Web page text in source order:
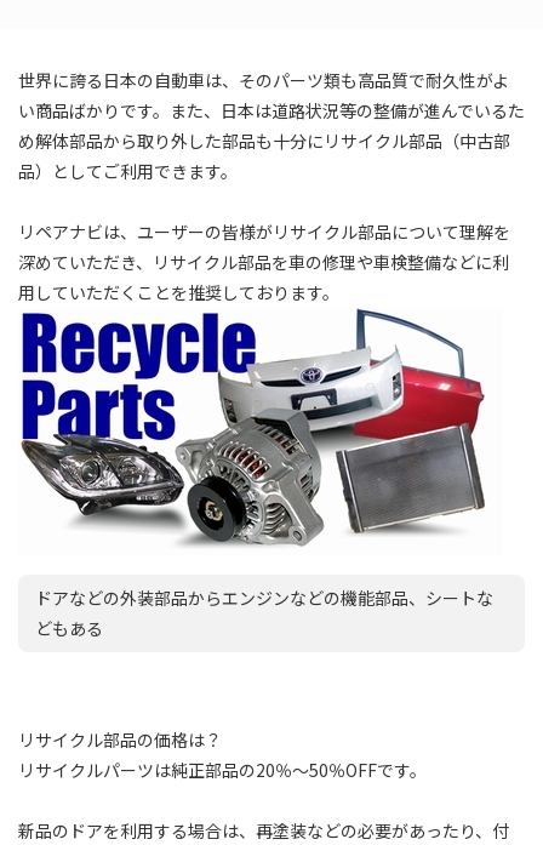
世界に誇る日本の自動車は、そのパーツ類も高品質で耐久性がよ
い商品ばかりです。また、日本は道路状況等の整備が進んでいるた
め解体部品から取り外した部品も十分にリサイクル部品（中古部
品）としてご利用できます。
リペアナビは、ユーザーの皆様がリサイクル部品について理解を
深めていただき、リサイクル部品を車の修理や車検整備などに利
用していただくことを推奨しております。
ドアなどの外装部品からエンジンなどの機能部品、シートな
どもある
リサイクル部品の価格は？
リサイクルパーツは純正部品の20％～50％OFFです。
新品のドアを利用する場合は、再塗装などの必要があったり、付